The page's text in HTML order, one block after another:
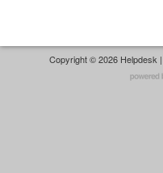
Copyright © 2026 Helpdesk